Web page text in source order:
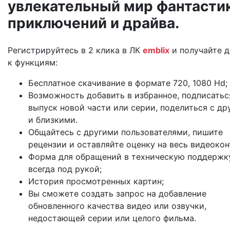
увлекательный мир
приключений и драйва.
Регистрируйтесь в 2 клика в ЛК emblix и получайте
к функциям:
Бесплатное скачивание в формате 720, 1080 Hd;
Возможность добавить в избранное,
выпуск новой части или серии, поделиться с
и близкими.
Общайтесь с другими пользователями, пишите
рецензии и оставляйте оценку на весь
Форма для обращений в техническую
всегда под рукой;
История просмотренных картин;
Вы сможете создать запрос на добавление
обновленного качества видео или озвучки,
недостающей серии или целого фильма.